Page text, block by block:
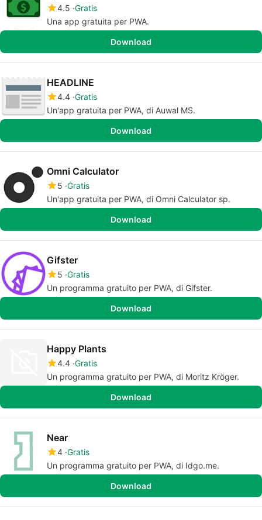
4.5 Gratis
Una app gratuita per PWA.
Download
HEADLINE
4.4 Gratis
Un'app gratuita per PWA, di Auwal MS.
Download
Omni Calculator
5 Gratis
Un'app gratuita per PWA, di Omni Calculator sp.
Download
Gifster
5 Gratis
Un programma gratuito per PWA, di Gifster.
Download
Happy Plants
4.4 Gratis
Un programma gratuito per PWA, di Moritz Kröger.
Download
Near
4 Gratis
Un programma gratuito per PWA, di Idgo.me.
Download